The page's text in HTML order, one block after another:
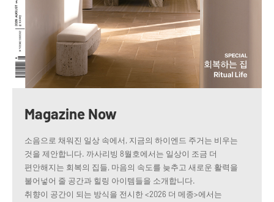
Magazine Now
소음으로 채워진 일상 속에서, 지금의 하이엔드 주거는 비우는
것을 제안합니다. 까사리빙 8월호에서는 일상이 조금 더
편안해지는 회복의 집들, 마음의 속도를 늦추고 새로운 활력을
불어넣어 줄 공간과 힐링 아이템들을 소개합니다.
취향이 공간이 되는 방식을 전시한 <2026 더 메종>에서는